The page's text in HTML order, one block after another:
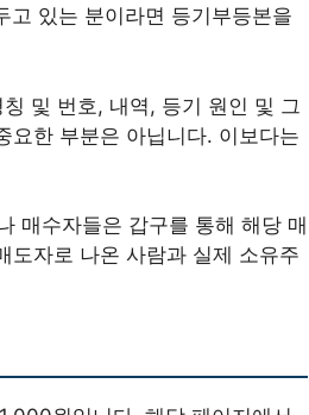
있는 분이라면 등기부등본을
및 번호, 내역, 등기 원인 및 그
요한 부분은 아닙니다. 이보다는
매수자들은 갑구를 통해 해당 매
도자로 나온 사람과 실제 소유주